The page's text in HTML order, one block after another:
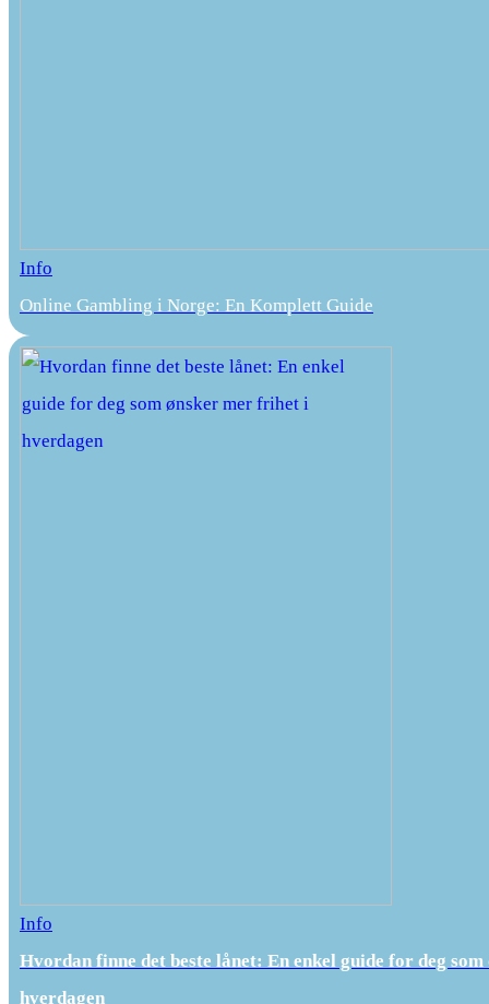
Info
Online Gambling i Norge: En Komplett Guide
Info
Hvordan finne det beste lånet: En enkel guide for deg
hverdagen